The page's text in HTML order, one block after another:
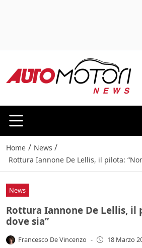
Home / News /
Rottura Iannone De Lellis, il pilota:
News
Rottura Iannone De Lellis, il
dove sia”
Francesco De Vincenzo - 18 Marzo